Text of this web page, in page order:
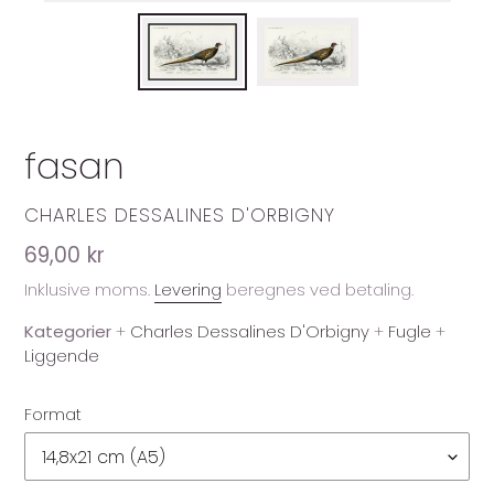
fasan
FORHANDLER
CHARLES DESSALINES D'ORBIGNY
Normalpris
69,00 kr
Inklusive moms. Levering beregnes ved betaling.
Kategorier+ Charles Dessalines D'Orbigny+ Fugle +
Liggende
Format